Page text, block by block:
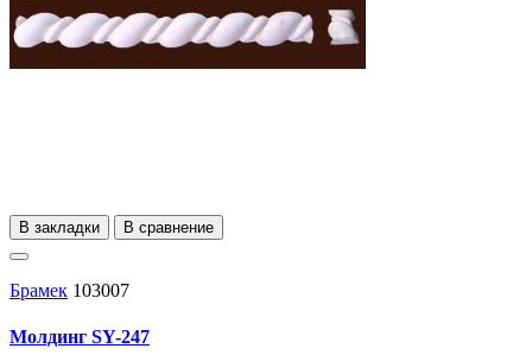
В закладки В сравнение
Брамек 103007
Молдинг SY-247